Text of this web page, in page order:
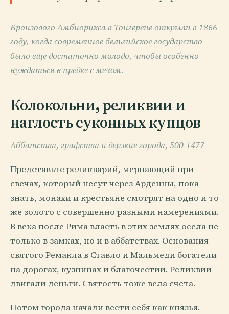
Бронзового Амбиорикса в Тонгерене открыли в 1866
году, когда современное бельгийское государство
было еще достаточно молодо, чтобы особенно
нуждаться в предке с мечом.
Колокольни, реликвии и
наглость суконных купцов
Аббатства, графства и дерзкие города, 500-1477
Представьте реликварий, мерцающий при
свечах, который несут через Арденны, пока
знать, монахи и крестьяне смотрят на одно и то
же золото с совершенно разными намерениями.
В века после Рима власть в этих землях осела не
только в замках, но и в аббатствах. Основания
святого Ремакла в Ставло и Мальмеди богатели
на дорогах, кузницах и благочестии. Реликвии
двигали деньги. Святость тоже вела счета.
Потом города начали вести себя как князья.